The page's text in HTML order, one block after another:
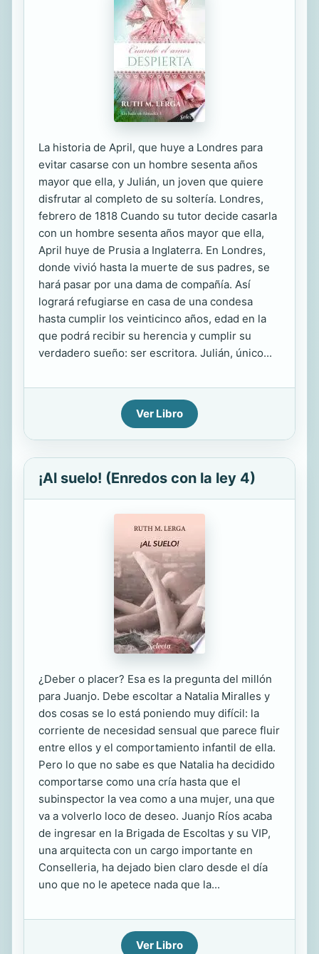
La historia de April, que huye a Londres para
evitar casarse con un hombre sesenta años
mayor que ella, y Julián, un joven que quiere
disfrutar al completo de su soltería. Londres,
febrero de 1818 Cuando su tutor decide casarla
con un hombre sesenta años mayor que ella,
April huye de Prusia a Inglaterra. En Londres,
donde vivió hasta la muerte de sus padres, se
hará pasar por una dama de compañía. Así
logrará refugiarse en casa de una condesa
hasta cumplir los veinticinco años, edad en la
que podrá recibir su herencia y cumplir su
verdadero sueño: ser escritora. Julián, único...
Ver Libro
¡Al suelo! (Enredos con la ley 4)
¿Deber o placer? Esa es la pregunta del millón
para Juanjo. Debe escoltar a Natalia Miralles y
dos cosas se lo está poniendo muy difícil: la
corriente de necesidad sensual que parece fluir
entre ellos y el comportamiento infantil de ella.
Pero lo que no sabe es que Natalia ha decidido
comportarse como una cría hasta que el
subinspector la vea como a una mujer, una que
va a volverlo loco de deseo. Juanjo Ríos acaba
de ingresar en la Brigada de Escoltas y su VIP,
una arquitecta con un cargo importante en
Conselleria, ha dejado bien claro desde el día
uno que no le apetece nada que la...
Ver Libro